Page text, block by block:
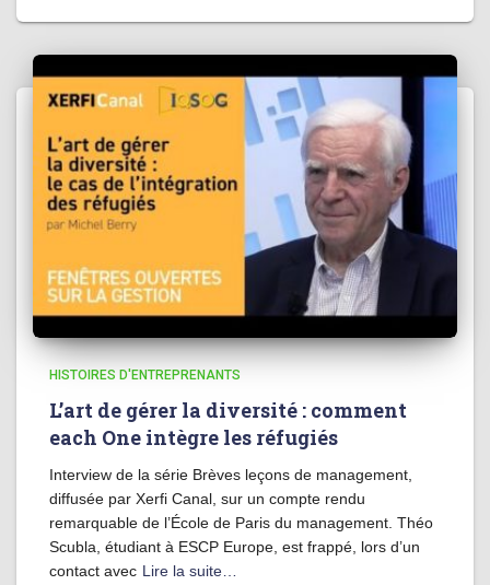
HISTOIRES D'ENTREPRENANTS
L’art de gérer la diversité : comment
each One intègre les réfugiés
Interview de la série Brèves leçons de management,
diffusée par Xerfi Canal, sur un compte rendu
remarquable de l’École de Paris du management. Théo
Scubla, étudiant à ESCP Europe, est frappé, lors d’un
contact avec Lire la suite…